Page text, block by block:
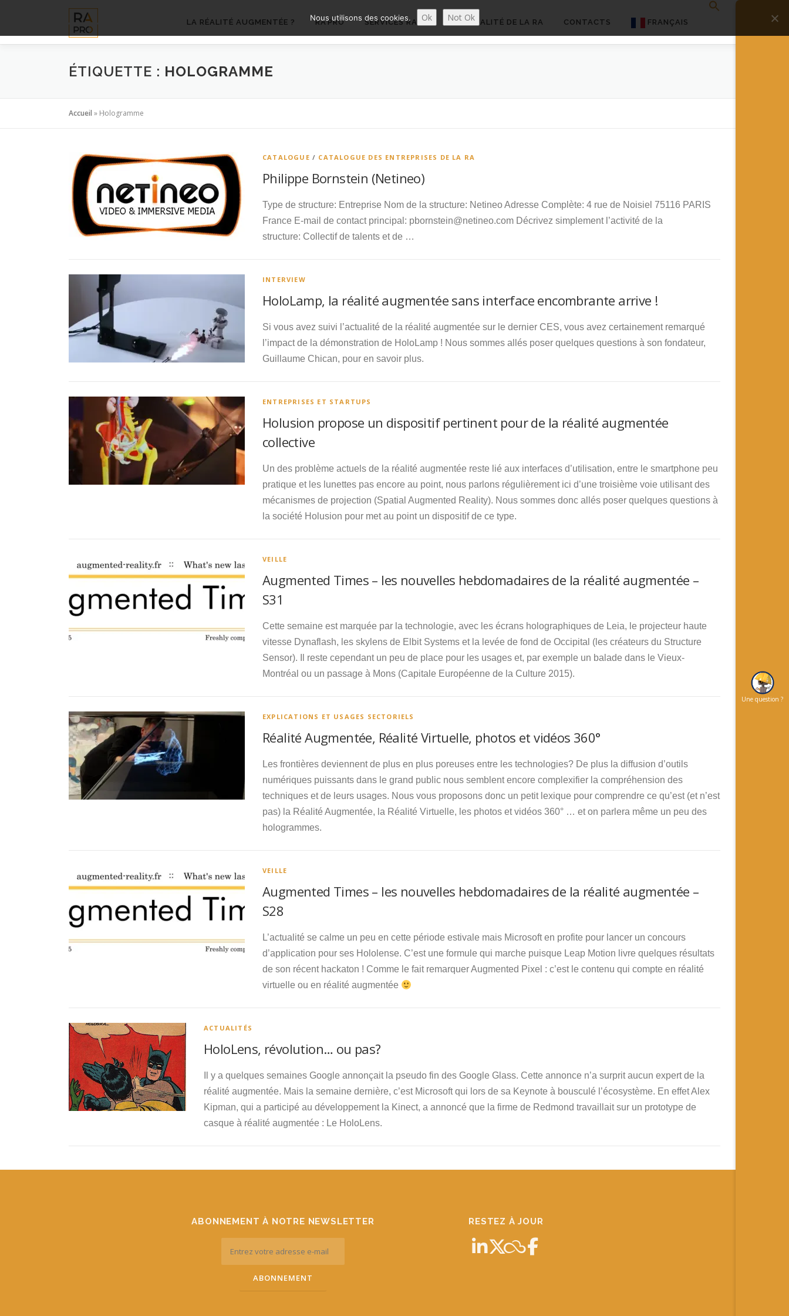
contenu
LA RÉALITÉ AUGMENTÉE ? RA’PRO SERVICES RA’PRO ACTUALITÉ DE LA RA CONTACTS FRANÇAIS
ÉTIQUETTE : HOLOGRAMME
Accueil » Hologramme
CATALOGUE / CATALOGUE DES ENTREPRISES DE LA RA
Philippe Bornstein (Netineo)
Type de structure: Entreprise Nom de la structure: Netineo Adresse Complète: 4 rue de Noisiel 75116 PARIS
France E-mail de contact principal: pbornstein@netineo.com Décrivez simplement l’activité de la
structure: Collectif de talents et de …
INTERVIEW
HoloLamp, la réalité augmentée sans interface encombrante arrive !
Si vous avez suivi l’actualité de la réalité augmentée sur le dernier CES, vous avez certainement remarqué
l’impact de la démonstration de HoloLamp ! Nous sommes allés poser quelques questions à son fondateur,
Guillaume Chican, pour en savoir plus.
ENTREPRISES ET STARTUPS
Holusion propose un dispositif pertinent pour de la réalité augmentée
collective
Un des problème actuels de la réalité augmentée reste lié aux interfaces d’utilisation, entre le smartphone peu
pratique et les lunettes pas encore au point, nous parlons régulièrement ici d’une troisième voie utilisant des
mécanismes de projection (Spatial Augmented Reality). Nous sommes donc allés poser quelques questions à
la société Holusion pour met au point un dispositif de ce type.
VEILLE
Augmented Times – les nouvelles hebdomadaires de la réalité augmentée –
S31
Cette semaine est marquée par la technologie, avec les écrans holographiques de Leia, le projecteur haute
vitesse Dynaflash, les skylens de Elbit Systems et la levée de fond de Occipital (les créateurs du Structure
Sensor). Il reste cependant un peu de place pour les usages et, par exemple un balade dans le Vieux-
Montréal ou un passage à Mons (Capitale Européenne de la Culture 2015).
EXPLICATIONS ET USAGES SECTORIELS
Réalité Augmentée, Réalité Virtuelle, photos et vidéos 360°
Les frontières deviennent de plus en plus poreuses entre les technologies? De plus la diffusion d’outils
numériques puissants dans le grand public nous semblent encore complexifier la compréhension des
techniques et de leurs usages. Nous vous proposons donc un petit lexique pour comprendre ce qu’est (et n’est
pas) la Réalité Augmentée, la Réalité Virtuelle, les photos et vidéos 360° … et on parlera même un peu des
hologrammes.
VEILLE
Augmented Times – les nouvelles hebdomadaires de la réalité augmentée –
S28
L’actualité se calme un peu en cette période estivale mais Microsoft en profite pour lancer un concours
d’application pour ses Hololense. C’est une formule qui marche puisque Leap Motion livre quelques résultats
de son récent hackaton ! Comme le fait remarquer Augmented Pixel : c’est le contenu qui compte en réalité
virtuelle ou en réalité augmentée
ACTUALITÉS
HoloLens, révolution… ou pas?
Il y a quelques semaines Google annonçait la pseudo fin des Google Glass. Cette annonce n’a surprit aucun expert de la
réalité augmentée. Mais la semaine dernière, c’est Microsoft qui lors de sa Keynote à bousculé l’écosystème. En effet Alex
Kipman, qui a participé au développement la Kinect, a annoncé que la firme de Redmond travaillait sur un prototype de
casque à réalité augmentée : Le HoloLens.
ABONNEMENT À NOTRE NEWSLETTER RESTEZ À JOUR
Une question ?
Nous utilisons des cookies. Ok Not Ok